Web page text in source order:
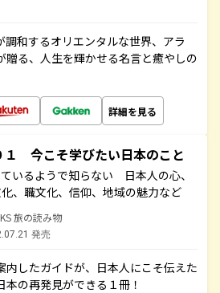
調和するオリエンタルな世界、アラ
贈る、人生を輝かせる名言と癒やしの
詳細を見る
１ 今こそ学びたい日本のこと
いるようで知らない 日本人の心、
、職文化、信仰、地域の魅力など
旅の読み物
発売
内したガイドが、日本人にこそ伝えた
の再発見ができる１冊！